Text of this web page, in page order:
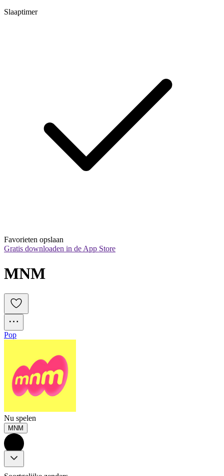
Slaaptimer
Favorieten opslaan
Gratis downloaden in de App Store
MNM
Pop
Nu spelen
MNM